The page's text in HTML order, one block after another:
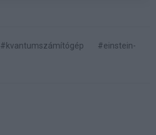
#kvantumszámítógép
#einstein-